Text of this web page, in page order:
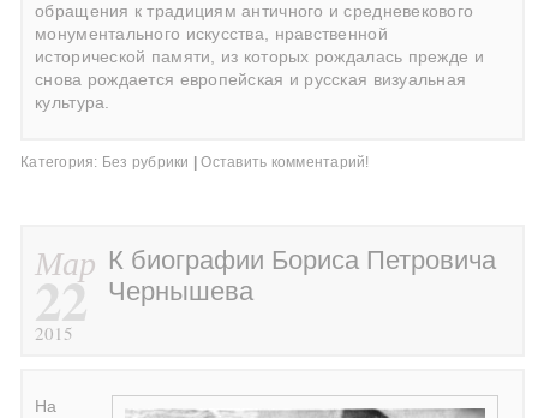
обращения к традициям античного и средневекового
монументального искусства, нравственной
исторической памяти, из которых рождалась прежде и
снова рождается европейская и русская визуальная
культура.
Категория: Без рубрики Оставить комментарий!
Мар
22
2015
К биографии Бориса Петровича
Чернышева
На